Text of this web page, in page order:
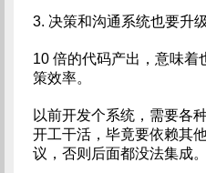
3. 决策和沟通系统也要升
10 倍的代码产出，意味着
策效率。
以前开发个系统，需要各
开工干活，毕竟要依赖其
议，否则后面都没法集成。